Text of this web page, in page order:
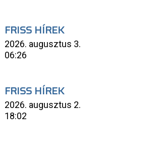
FRISS HÍREK
2026. augusztus 3.
06:26
FRISS HÍREK
2026. augusztus 2.
18:02